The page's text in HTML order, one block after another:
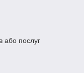
або послуг